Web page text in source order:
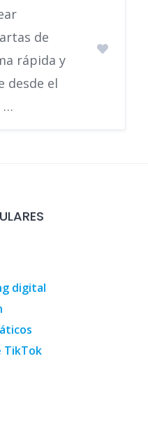
de
rápida y
desde el
…
digital
TikTok